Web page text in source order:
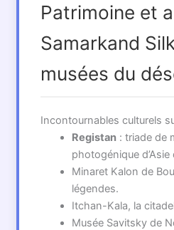
Patrimoine et
Samarkand
musées du
Incontournables culturels
Registan: triade de
photogénique d’Asie
Minaret Kalon de
légendes.
Itchan-Kala, la
Musée Savitsky de